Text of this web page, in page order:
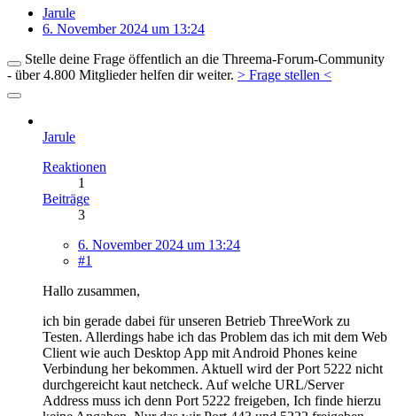
Jarule
6. November 2024 um 13:24
Stelle deine Frage öffentlich an die Threema-Forum-Community
- über 4.800 Mitglieder helfen dir weiter. > Frage stellen <
Jarule
Reaktionen
1
Beiträge
3
6. November 2024 um 13:24
#1
Hallo zusammen,
ich bin gerade dabei für unseren Betrieb ThreeWork zu
Testen. Allerdings habe ich das Problem das ich mit dem Web
Client wie auch Desktop App mit Android Phones keine
Verbindung her bekommen. Aktuell wird der Port 5222 nicht
durchgereicht kaut netcheck. Auf welche URL/Server
Address muss ich denn Port 5222 freigeben, Ich finde hierzu